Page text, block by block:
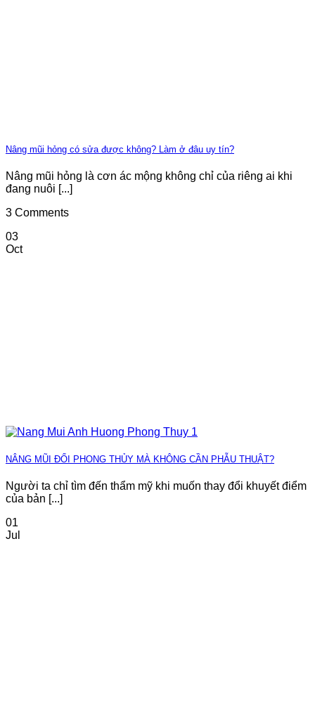
Nâng mũi hỏng có sửa được không? Làm ở đâu uy tín?
Nâng mũi hỏng là cơn ác mộng không chỉ của riêng ai khi
đang nuôi [...]
3 Comments
03
Oct
NÂNG MŨI ĐỔI PHONG THỦY MÀ KHÔNG CẦN PHẪU THUẬT?
Người ta chỉ tìm đến thẩm mỹ khi muốn thay đổi khuyết điểm
của bản [...]
01
Jul